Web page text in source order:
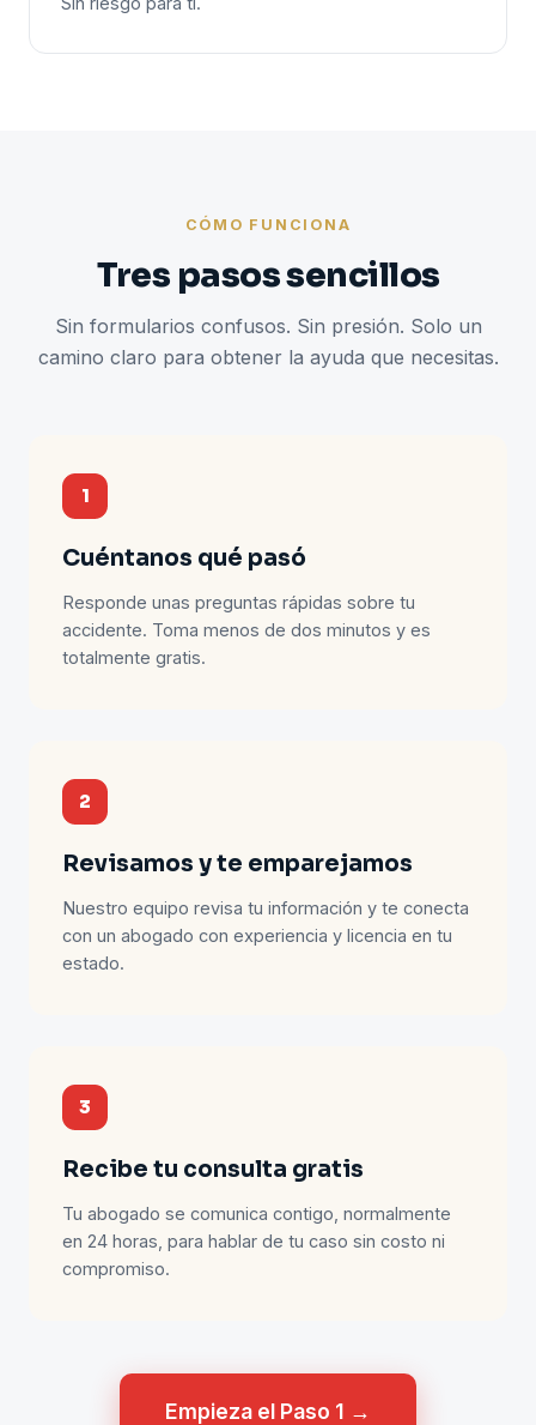
CÓMO FUNCIONA
Tres pasos sencillos
Sin formularios confusos. Sin presión. Solo un
camino claro para obtener la ayuda que necesitas.
1
Cuéntanos qué pasó
Responde unas preguntas rápidas sobre tu
accidente. Toma menos de dos minutos y es
totalmente gratis.
2
Revisamos y te emparejamos
Nuestro equipo revisa tu información y te conecta
con un abogado con experiencia y licencia en tu
estado.
3
Recibe tu consulta gratis
Tu abogado se comunica contigo, normalmente
en 24 horas, para hablar de tu caso sin costo ni
compromiso.
Empieza el Paso 1 →